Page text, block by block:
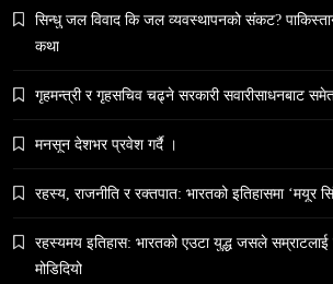
भारतको सांस्कृतिक सम्पत्ति पुनर्स्थापना
April 17, 2026
समाज
५० लाख’ शुल्कको वास्तविकता:
सिन्धु जल विवाद कि जल व्यवस्थापनको संकट?
कथा
गृहमन्त्री र गृहसचिव चढ्ने सरकारी सवारीसाधनबाट
मनसून देशभर प्रवेश गर्दै ।
रहस्य, राजनीति र रक्तपात: भारतको इतिहासमा ‘मयूर
रहस्यमय इतिहास: भारतको एउटा युद्ध जसले सम्राटलाई
मोडिदियो